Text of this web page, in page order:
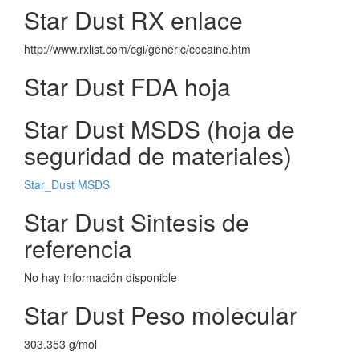
Star Dust RX enlace
http://www.rxlist.com/cgi/generic/cocaine.htm
Star Dust FDA hoja
Star Dust MSDS (hoja de
seguridad de materiales)
Star_Dust MSDS
Star Dust Sintesis de
referencia
No hay información disponible
Star Dust Peso molecular
303.353 g/mol